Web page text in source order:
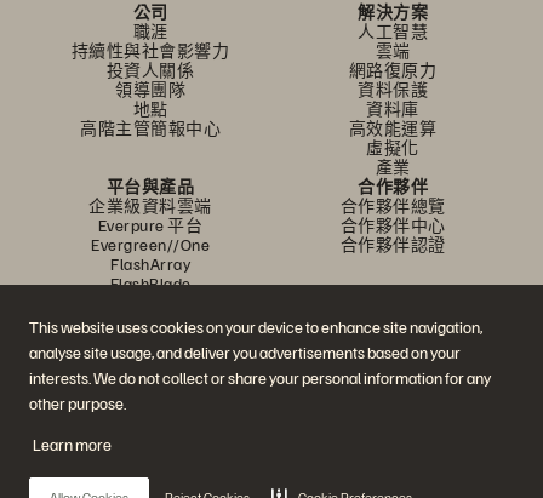
This website uses cookies on your device to enhance site navigation,
analyse site usage, and deliver you advertisements based on your
interests. We do not collect or share your personal information for any
other purpose.
Learn more
公司
職涯
持續性與社會影響力
投資人關係
領導團隊
地點
高階主管簡報中心
解決方案
人工智慧
雲端
網路復原力
資料保護
資料庫
高效能運算
虛擬化
產業
平台與產品
企業級資料雲端
Everpure 平台
Evergreen//One
FlashArray
FlashBlade
即時企業級檔案
合作夥伴
合作夥伴總覽
合作夥伴中心
合作夥伴認證
資源
示範
活動和線上研討會
客戶成功案例
聯繫我們
業務連絡方式